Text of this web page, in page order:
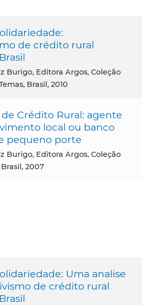
de crédito rural
Brasil, 2010
Crédito Rural: agente
local ou banco
pequeno porte
2007
Uma analise
de crédito rural